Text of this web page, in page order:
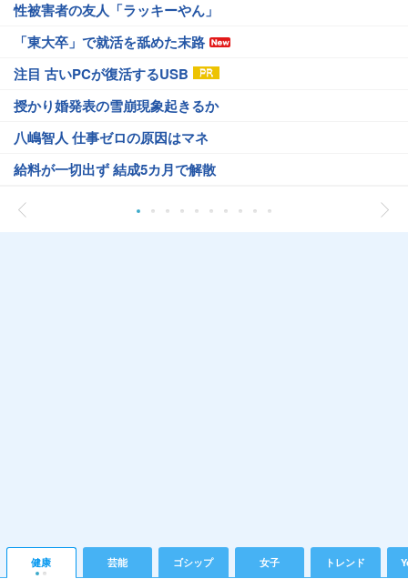
性被害者の友人「ラッキーやん」
「東大卒」で就活を舐めた末路
注目 古いPCが復活するUSB
授かり婚発表の雪崩現象起きるか
八嶋智人 仕事ゼロの原因はマネ
給料が一切出ず 結成5カ月で解散
健康 芸能 ゴシップ 女子 トレンド